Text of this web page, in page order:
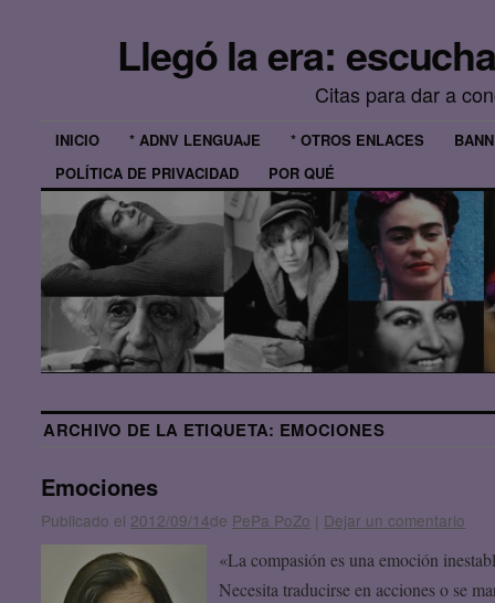
Llegó la era:
Citas para dar a
INICIO * ADNV LENGUAJE * OTROS ENLACES
POLÍTICA DE PRIVACIDAD
POR QUÉ
ARCHIVO DE LA ETIQUETA: EMOCIONES
Emociones
Publicado el 2012/09/14de PePa PoZo | Dejar un comentario
«La compasión es una emoción
Necesita traducirse en acciones o se